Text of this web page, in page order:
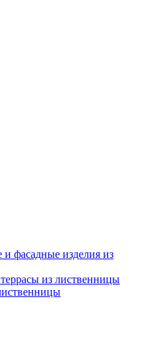
фасадные изделия из
из лиственницы